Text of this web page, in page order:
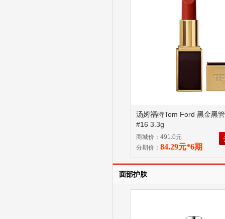
汤姆福特Tom Ford 黑金黑
#16 3.3g
商城价：491.0元
分期价： 84.29元*6期
面部护肤